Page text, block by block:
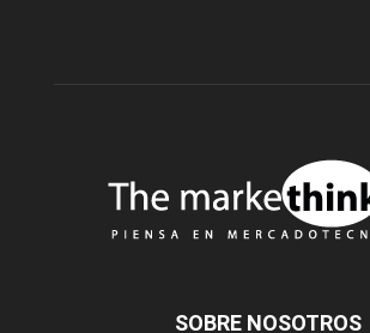
SOBRE NOSOTROS